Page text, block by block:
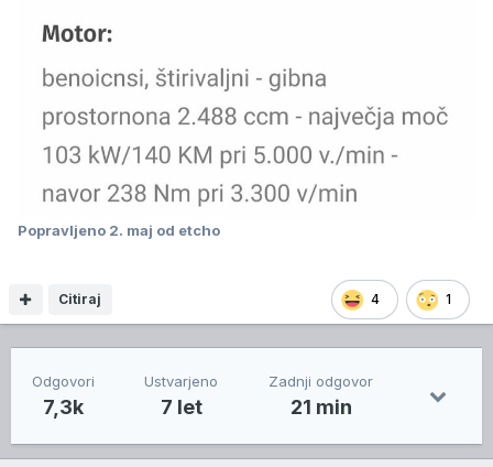
Popravljeno 2. maj od etcho
4 1
Citiraj
Odgovori
7,3k
Ustvarjeno
7 let
Zadnji odgovor
21 min